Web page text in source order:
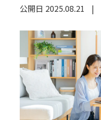
公開日 2025.08.21 |